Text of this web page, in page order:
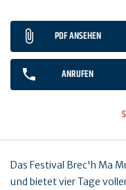
PDF ANSEHEN
ANRUFEN
Das Festival Brec'h Ma
und bietet vier Tage